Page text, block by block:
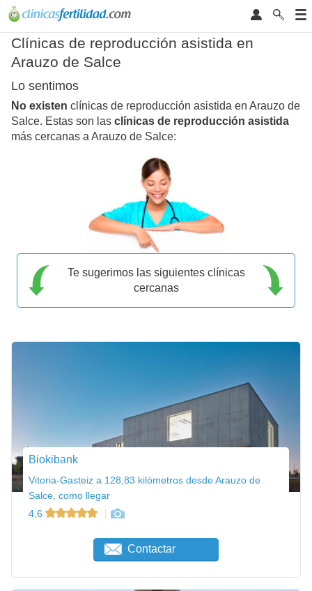
Clínicas de reproducción asistida en
Arauzo de Salce
Lo sentimos
No existen clínicas de reproducción asistida en Arauzo de
Salce. Estas son las clínicas de reproducción asistida
más cercanas a Arauzo de Salce:
Te sugerimos las siguientes clínicas
cercanas
Biokibank
Vitoria-Gasteiz a 128,83 kilómetros desde Arauzo de
Salce, como llegar
4,6
Contactar